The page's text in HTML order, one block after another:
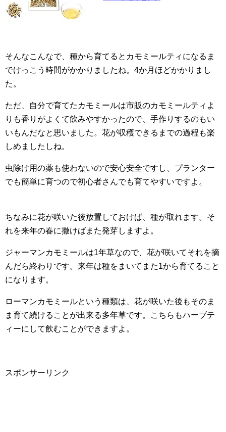
そんなこんなで、種から育てるとカモミールティになるま
でけっこう時間がかかりましたね。4か月ほどかかりまし
た。
ただ、自分で育てたカモミールは市販のカモミールティよ
りも香りがよくて飲みやすかったので、手作りするのもい
いもんだなと思いました。花が収穫できるまでの過程も楽
しめましたしね。
虫除け用の薬も使わないので安心安全ですし、プランター
でも簡単に育つので初心者さんでも育てやすいですよ。
ちなみに花が咲いた後放置しておけば、種が取れます。そ
れを来年の春に撒けばまた発芽しますよ。
ジャーマンカモミールは1年草なので、花が咲いてそれを摘
んだら終わりです。来年は種をまいてまた1から育てること
になります。
ローマンカモミールという種類は、花が咲いた後もそのま
ま育て続けることが出来る多年草です。こちらもハーブテ
ィーにして飲むことができますよ。
スポンサーリンク